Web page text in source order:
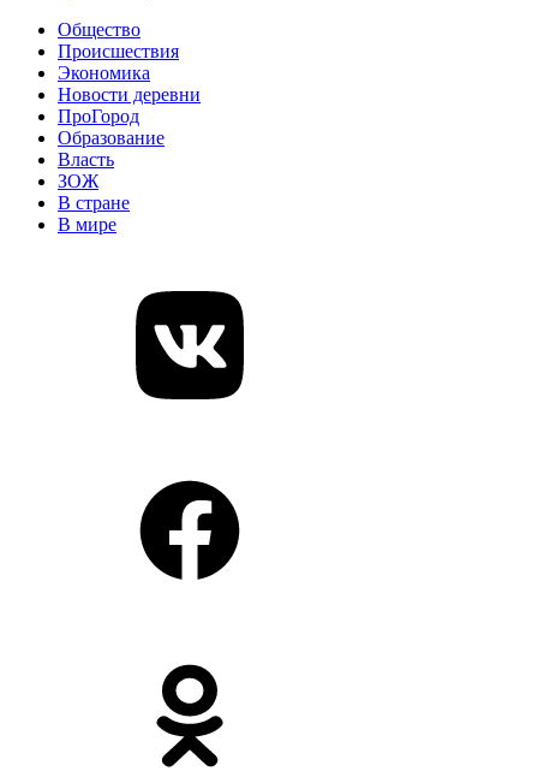
Общество
Происшествия
Экономика
Новости деревни
ПроГород
Образование
Власть
ЗОЖ
В стране
В мире